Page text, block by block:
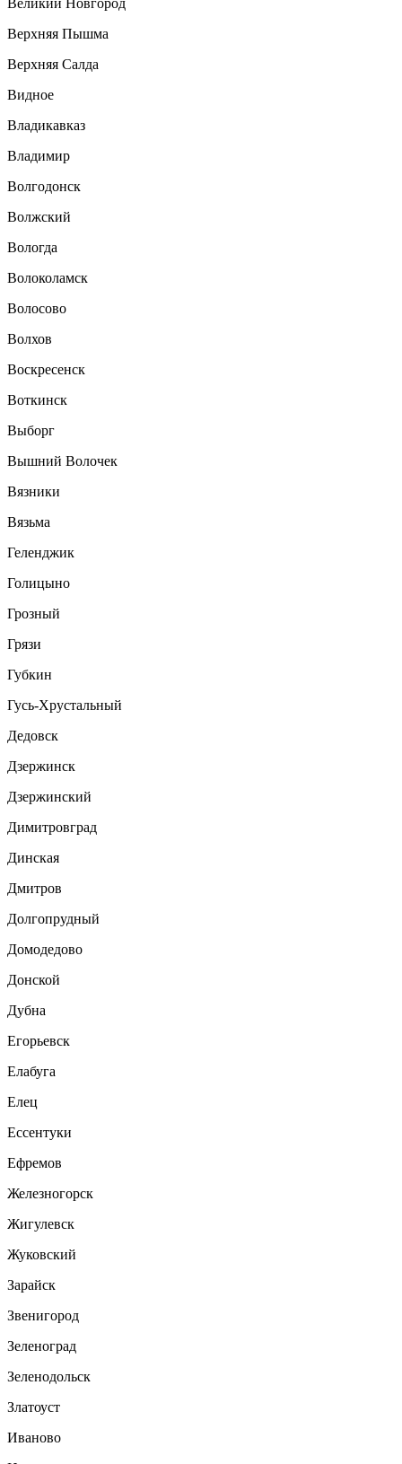
Великий Новгород
Верхняя Пышма
Верхняя Салда
Видное
Владикавказ
Владимир
Волгодонск
Волжский
Вологда
Волоколамск
Волосово
Волхов
Воскресенск
Воткинск
Выборг
Вышний Волочек
Вязники
Вязьма
Геленджик
Голицыно
Грозный
Грязи
Губкин
Гусь-Хрустальный
Дедовск
Дзержинск
Дзержинский
Димитровград
Динская
Дмитров
Долгопрудный
Домодедово
Донской
Дубна
Егорьевск
Елабуга
Елец
Ессентуки
Ефремов
Железногорск
Жигулевск
Жуковский
Зарайск
Звенигород
Зеленоград
Зеленодольск
Златоуст
Иваново